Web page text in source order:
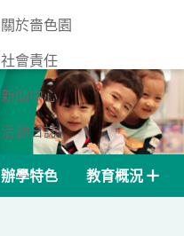
關於嗇色園
社會責任
新聞中心
活動日誌
聯絡我們
辦學特色 教育概況